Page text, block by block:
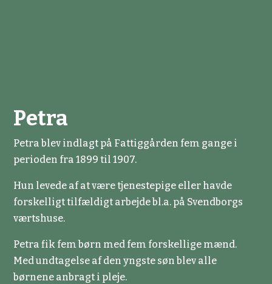
Petra
Petra blev indlagt på Fattiggården fem gange i
perioden fra 1899 til 1907.
Hun levede af at være tjenestepige eller havde
forskelligt tilfældigt arbejde bl.a. på Svendborgs
værtshuse.
Petra fik fem børn med fem forskellige mænd.
Med undtagelse af den yngste søn blev alle
børnene anbragt i pleje.